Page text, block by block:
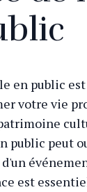
en public
votre vie
public peut
est